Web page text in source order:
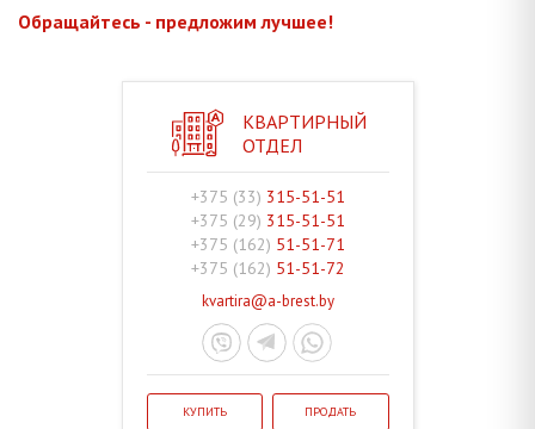
Обращайтесь - предложим лучшее!
КВАРТИРНЫЙ
ОТДЕЛ
+375 (33) 315-51-51
+375 (29) 315-51-51
+375 (162) 51-51-71
+375 (162) 51-51-72
kvartira@a-brest.by
КУПИТЬ ПРОДАТЬ